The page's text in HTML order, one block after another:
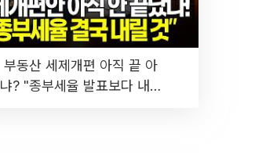
부동산 세제개편 아직 끝 아
냐? "종부세율 발표보다 내릴